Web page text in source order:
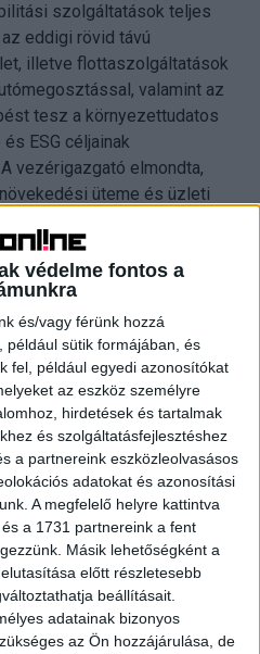
védelme fontos a
és/vagy férünk hozzá
például sütik formájában, és
fel, például egyedi azonosítókat
az eszköz személyre
hirdetések és tartalmak
és szolgáltatásfejlesztéshez
a partnereink eszközleolvasásos
adatokat és azonosítási
A megfelelő helyre kattintva
a 1731 partnereink a fent
Másik lehetőségként a
előtt részletesebb
beállításait.
adatainak bizonyos
az Ön hozzájárulása, de
szolgáltatások teljes
eddigi rövid távú
illetve flottaszolgáltatások
valamint az
tesz a környezettudatos
ESG céljainak
vezérigazgató elmondta,
üteme és üzleti
jelentős részvényesi
számára.
hogy a közösségi
és a régióban is
keresztül, a jövőben pedig
a közösségi közlekedés
ez a trend. A carsharing
a saját tulajdonú autó
alternatíváját különböző
autómegosztás ráadásul
zöldebb megoldás is
amelyhez hozzájárul a
kibocsátású, legfeljebb
os motorral felszerelt,
álló flottája. Fontos, hogy a